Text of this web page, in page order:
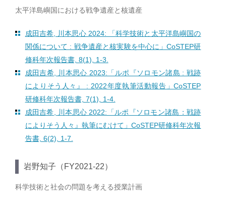
太平洋島嶼国における戦争遺産と核遺産
成田吉希, 川本思心 2024: 「科学技術と太平洋島嶼国の
関係について : 戦争遺産と核実験を中心に」CoSTEP研
修科年次報告書, 8(1), 1-3.
成田吉希, 川本思心 2023:「ルポ『ソロモン諸島 : 戦跡
によりそう人々』 : 2022年度執筆活動報告」CoSTEP
研修科年次報告書, 7(1), 1-4.
成田吉希, 川本思心 2022:「ルポ『ソロモン諸島：戦跡
によりそう人々』執筆にむけて」CoSTEP研修科年次報
告書, 6(2), 1-7.
岩野知子（FY2021-22）
科学技術と社会の問題を考える授業計画